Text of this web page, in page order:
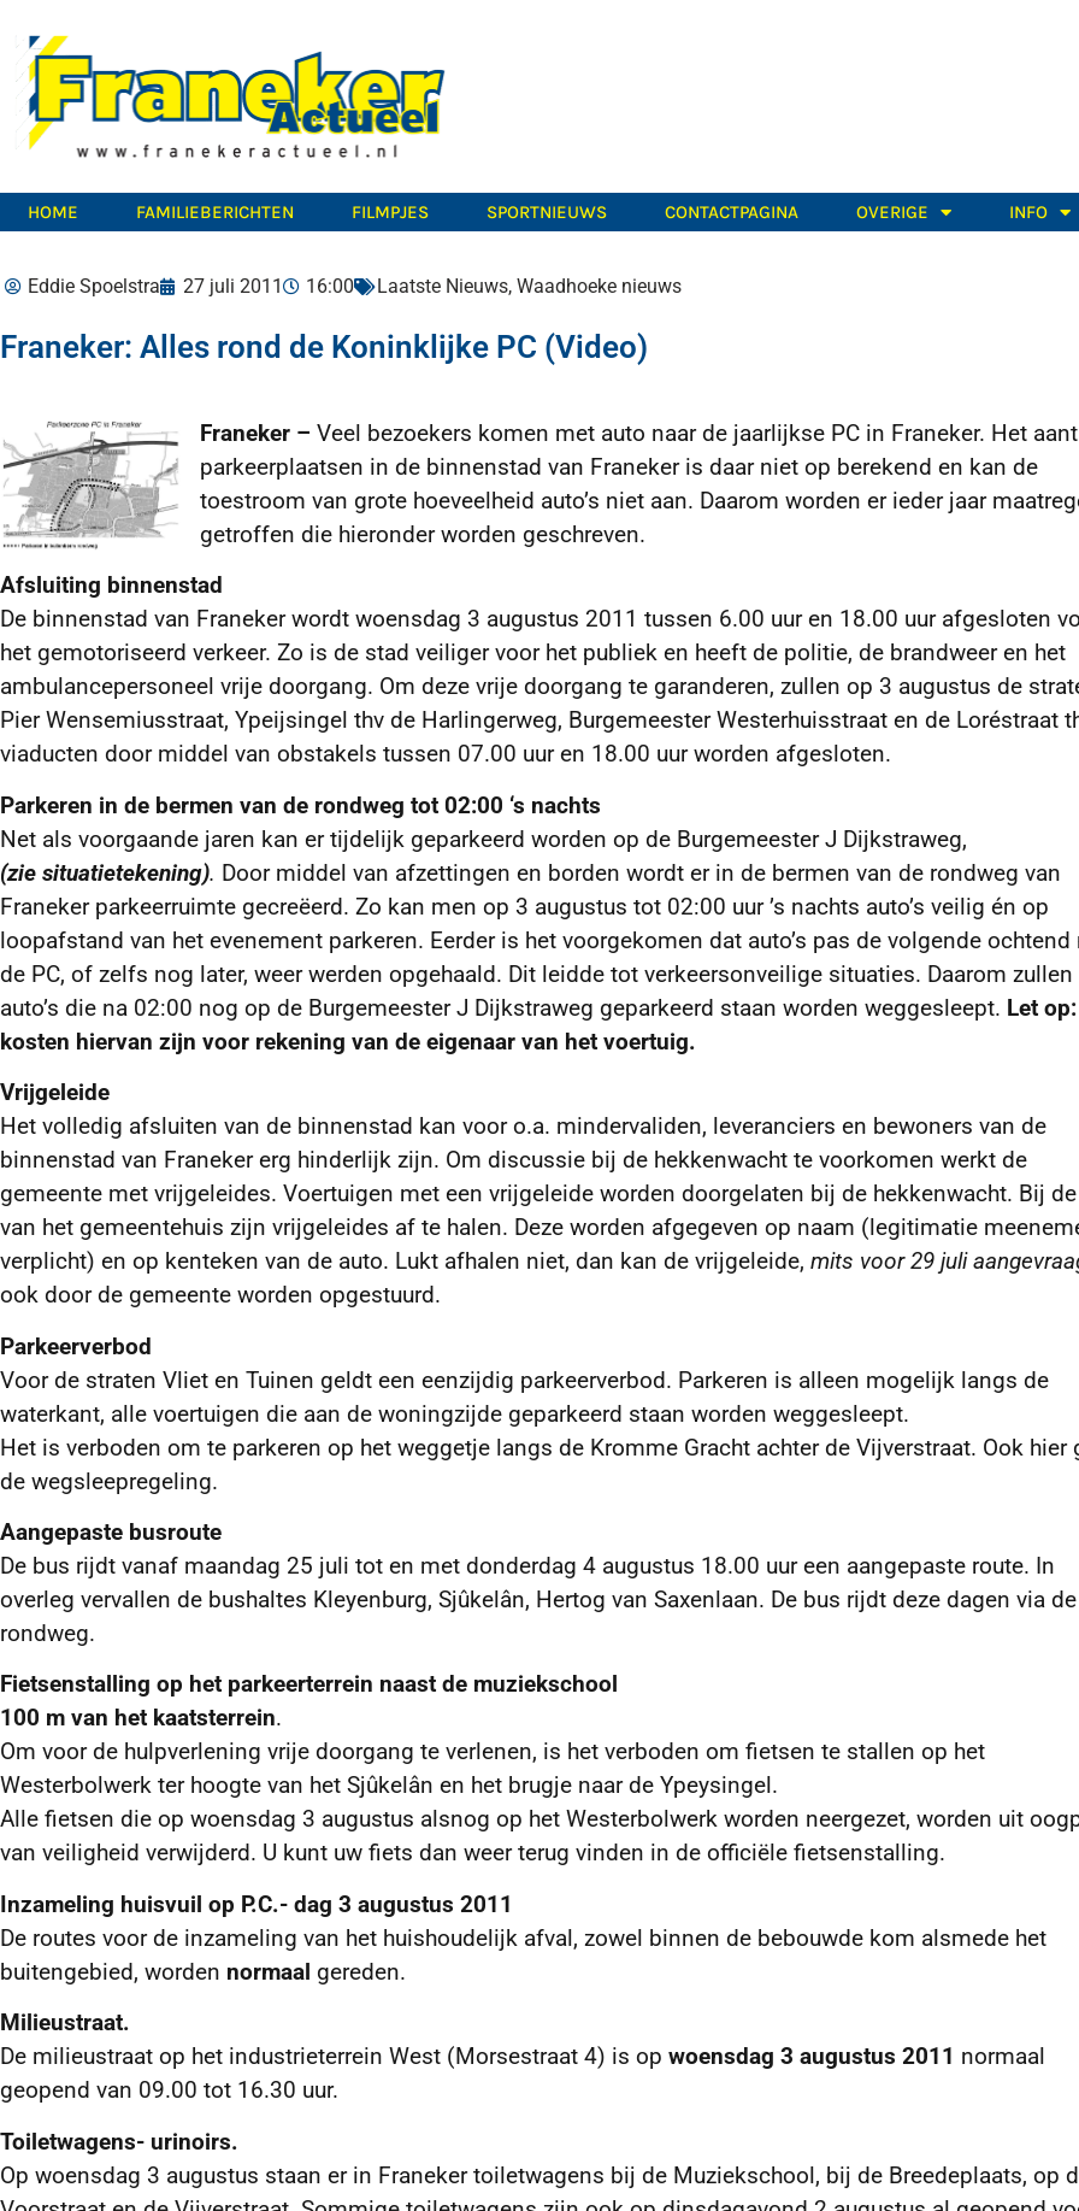
HOME FAMILIEBERICHTEN FILMPJES SPORTNIEUWS CONTACTPAGINA OVERIGE INFO
Eddie Spoelstra 27 juli 2011 16:00 Laatste Nieuws, Waadhoeke nieuws
Franeker: Alles rond de Koninklijke PC (Video)
Franeker – Veel bezoekers komen met auto naar de jaarlijkse PC in Franeker. Het
parkeerplaatsen in de binnenstad van Franeker is daar niet op berekend en kan de
toestroom van grote hoeveelheid auto’s niet aan. Daarom worden er ieder jaar
getroffen die hieronder worden geschreven.
Afsluiting binnenstad
De binnenstad van Franeker wordt woensdag 3 augustus 2011 tussen 6.00 uur en 18.00 uur afgesloten
het gemotoriseerd verkeer. Zo is de stad veiliger voor het publiek en heeft de politie, de brandweer en het
ambulancepersoneel vrije doorgang. Om deze vrije doorgang te garanderen, zullen op 3 augustus de
Pier Wensemiusstraat, Ypeijsingel thv de Harlingerweg, Burgemeester Westerhuisstraat en de Loréstraat
viaducten door middel van obstakels tussen 07.00 uur en 18.00 uur worden afgesloten.
Parkeren in de bermen van de rondweg tot 02:00 ‘s nachts
Net als voorgaande jaren kan er tijdelijk geparkeerd worden op de Burgemeester J Dijkstraweg,
(zie situatietekening). Door middel van afzettingen en borden wordt er in de bermen van de rondweg van
Franeker parkeerruimte gecreëerd. Zo kan men op 3 augustus tot 02:00 uur ’s nachts auto’s veilig én op
loopafstand van het evenement parkeren. Eerder is het voorgekomen dat auto’s pas de volgende ochtend
de PC, of zelfs nog later, weer werden opgehaald. Dit leidde tot verkeersonveilige situaties. Daarom zullen
auto’s die na 02:00 nog op de Burgemeester J Dijkstraweg geparkeerd staan worden weggesleept. Let
kosten hiervan zijn voor rekening van de eigenaar van het voertuig.
Vrijgeleide
Het volledig afsluiten van de binnenstad kan voor o.a. mindervaliden, leveranciers en bewoners van de
binnenstad van Franeker erg hinderlijk zijn. Om discussie bij de hekkenwacht te voorkomen werkt de
gemeente met vrijgeleides. Voertuigen met een vrijgeleide worden doorgelaten bij de hekkenwacht. Bij
van het gemeentehuis zijn vrijgeleides af te halen. Deze worden afgegeven op naam (legitimatie
verplicht) en op kenteken van de auto. Lukt afhalen niet, dan kan de vrijgeleide, mits voor 29 juli
ook door de gemeente worden opgestuurd.
Parkeerverbod
Voor de straten Vliet en Tuinen geldt een eenzijdig parkeerverbod. Parkeren is alleen mogelijk langs de
waterkant, alle voertuigen die aan de woningzijde geparkeerd staan worden weggesleept.
Het is verboden om te parkeren op het weggetje langs de Kromme Gracht achter de Vijverstraat. Ook hier
de wegsleepregeling.
Aangepaste busroute
De bus rijdt vanaf maandag 25 juli tot en met donderdag 4 augustus 18.00 uur een aangepaste route. In
overleg vervallen de bushaltes Kleyenburg, Sjûkelân, Hertog van Saxenlaan. De bus rijdt deze dagen via de
rondweg.
Fietsenstalling op het parkeerterrein naast de muziekschool
100 m van het kaatsterrein.
Om voor de hulpverlening vrije doorgang te verlenen, is het verboden om fietsen te stallen op het
Westerbolwerk ter hoogte van het Sjûkelân en het brugje naar de Ypeysingel.
Alle fietsen die op woensdag 3 augustus alsnog op het Westerbolwerk worden neergezet, worden uit
van veiligheid verwijderd. U kunt uw fiets dan weer terug vinden in de officiële fietsenstalling.
Inzameling huisvuil op P.C.- dag 3 augustus 2011
De routes voor de inzameling van het huishoudelijk afval, zowel binnen de bebouwde kom alsmede het
buitengebied, worden normaal gereden.
Milieustraat.
De milieustraat op het industrieterrein West (Morsestraat 4) is op woensdag 3 augustus 2011 normaal
geopend van 09.00 tot 16.30 uur.
Toiletwagens- urinoirs.
Op woensdag 3 augustus staan er in Franeker toiletwagens bij de Muziekschool, bij de Breedeplaats, op